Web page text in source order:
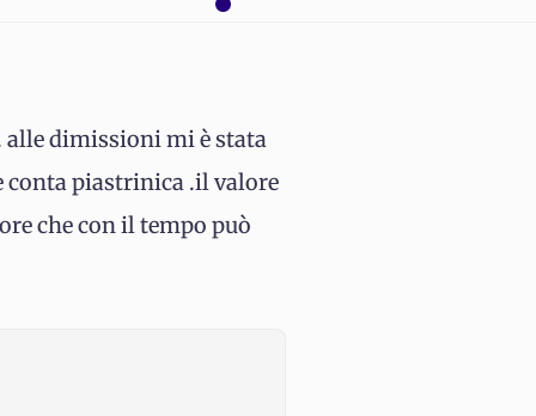
alle dimissioni mi è stata
piastrinica .il valore
che con il tempo può